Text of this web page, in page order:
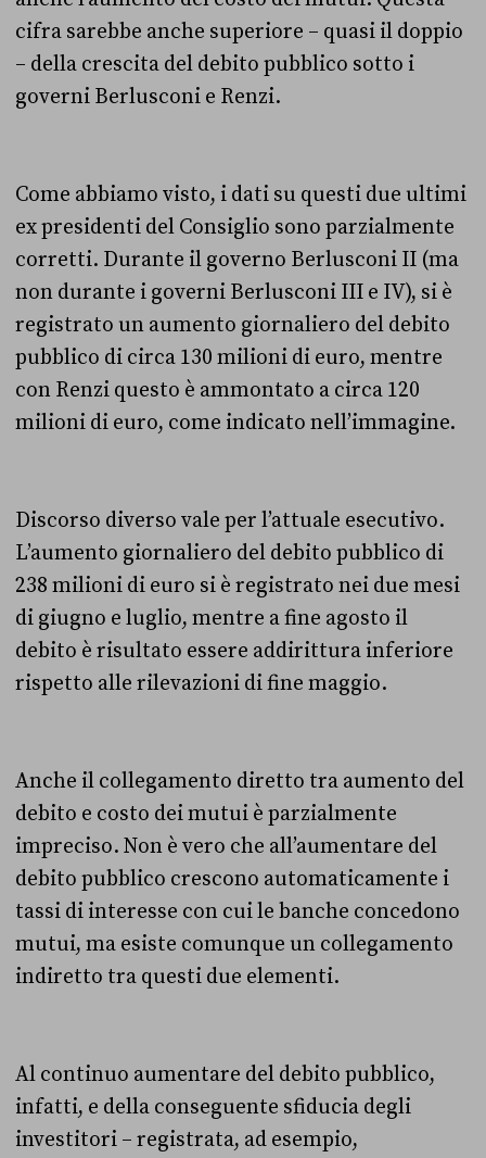
cifra sarebbe anche superiore – quasi il doppio
– della crescita del debito pubblico sotto i
governi Berlusconi e Renzi.
Come abbiamo visto, i dati su questi due ultimi
ex presidenti del Consiglio sono parzialmente
corretti. Durante il governo Berlusconi II (ma
non durante i governi Berlusconi III e IV), si è
registrato un aumento giornaliero del debito
pubblico di circa 130 milioni di euro, mentre
con Renzi questo è ammontato a circa 120
milioni di euro, come indicato nell’immagine.
Discorso diverso vale per l’attuale esecutivo.
L’aumento giornaliero del debito pubblico di
238 milioni di euro si è registrato nei due mesi
di giugno e luglio, mentre a fine agosto il
debito è risultato essere addirittura inferiore
rispetto alle rilevazioni di fine maggio.
Anche il collegamento diretto tra aumento del
debito e costo dei mutui è parzialmente
impreciso. Non è vero che all’aumentare del
debito pubblico crescono automaticamente i
tassi di interesse con cui le banche concedono
mutui, ma esiste comunque un collegamento
indiretto tra questi due elementi.
Al continuo aumentare del debito pubblico,
infatti, e della conseguente sfiducia degli
investitori – registrata, ad esempio,